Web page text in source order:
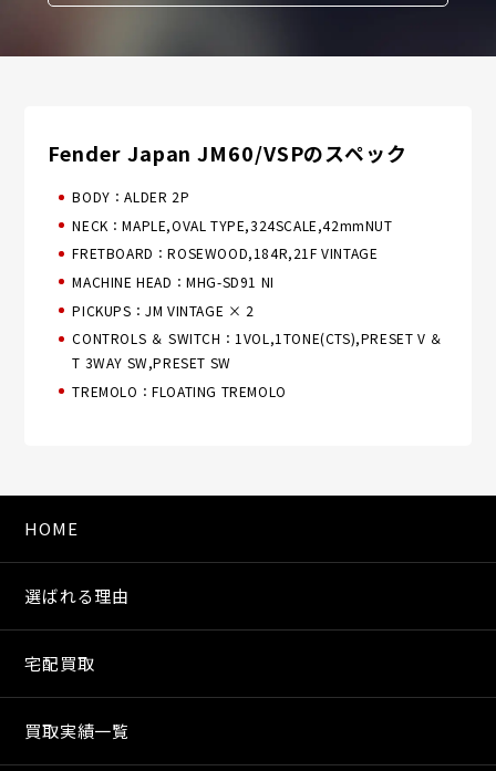
Fender Japan JM60/VSPのスペック
BODY：ALDER 2P
NECK：MAPLE,OVAL TYPE,324SCALE,42mmNUT
FRETBOARD：ROSEWOOD,184R,21F VINTAGE
MACHINE HEAD：MHG-SD91 NI
PICKUPS：JM VINTAGE × 2
CONTROLS ＆ SWITCH：1VOL,1TONE(CTS),PRESET V ＆
T 3WAY SW,PRESET SW
TREMOLO：FLOATING TREMOLO
HOME
選ばれる理由
宅配買取
買取実績一覧